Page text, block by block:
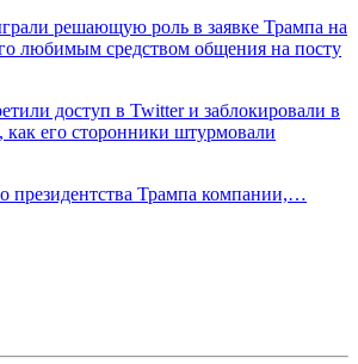
решающую роль в заявке Трампа на
любимым средством общения на посту
доступ в Twitter и заблокировали в
как его сторонники штурмовали
президентства Трампа компании,…